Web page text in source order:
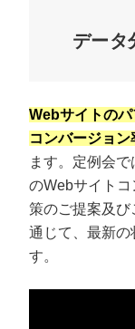
データ
Webサイトの
コンバージョ
ます。定例会
のWebサイト
策のご提案及び
通じて、最新の
す。